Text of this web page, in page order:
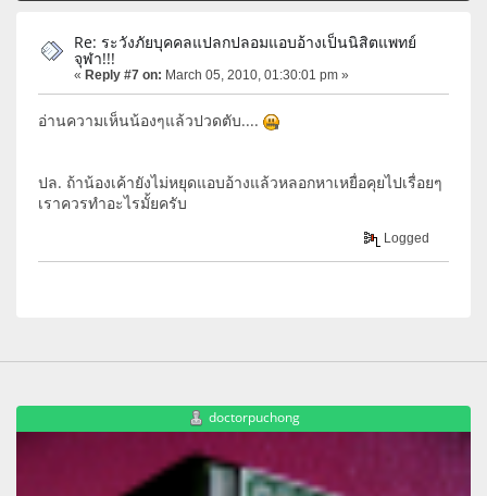
Re: ระวังภัยบุคคลแปลกปลอมแอบอ้างเป็นนิสิตแพทย์
จุฬา!!!
« Reply #7 on: March 05, 2010, 01:30:01 pm »
อ่านความเห็นน้องๆแล้วปวดตับ....
ปล. ถ้าน้องเค้ายังไม่หยุดแอบอ้างแล้วหลอกหาเหยื่อคุยไปเรื่อยๆ
เราควรทำอะไรมั้ยครับ
Logged
doctorpuchong